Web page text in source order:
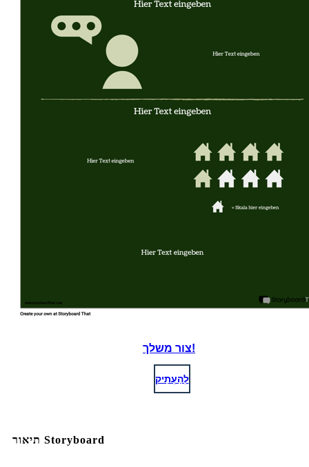
צור משלך!
לְהַעְתִיק
תיאור Storyboard